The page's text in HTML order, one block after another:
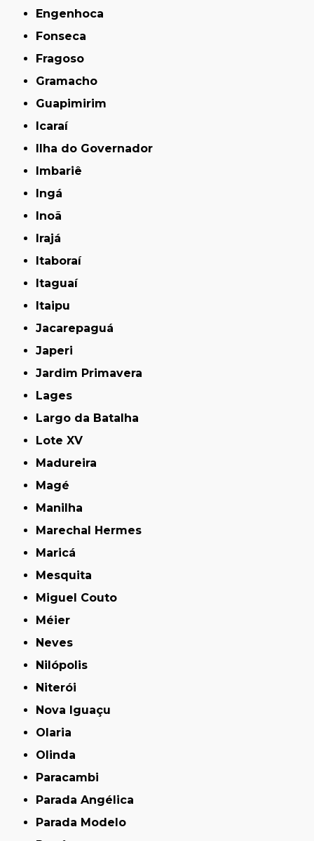
Engenhoca
Fonseca
Fragoso
Gramacho
Guapimirim
Icaraí
Ilha do Governador
Imbariê
Ingá
Inoã
Irajá
Itaboraí
Itaguaí
Itaipu
Jacarepaguá
Japeri
Jardim Primavera
Lages
Largo da Batalha
Lote XV
Madureira
Magé
Manilha
Marechal Hermes
Maricá
Mesquita
Miguel Couto
Méier
Neves
Nilópolis
Niterói
Nova Iguaçu
Olaria
Olinda
Paracambi
Parada Angélica
Parada Modelo